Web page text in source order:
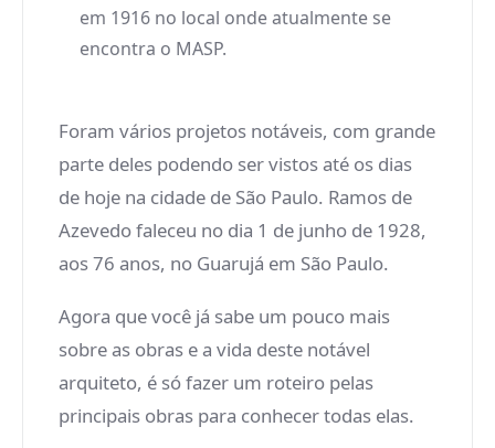
em 1916 no local onde atualmente se
encontra o MASP.
Foram vários projetos notáveis, com grande
parte deles podendo ser vistos até os dias
de hoje na cidade de São Paulo. Ramos de
Azevedo faleceu no dia 1 de junho de 1928,
aos 76 anos, no Guarujá em São Paulo.
Agora que você já sabe um pouco mais
sobre as obras e a vida deste notável
arquiteto, é só fazer um roteiro pelas
principais obras para conhecer todas elas.